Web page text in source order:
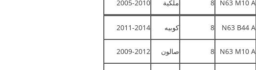
N63 M10 A
8 ملكية 2005-2010
N63 B44 A
8 كوبيه 2011-2014
N63 M10 A
8 صالون 2009-2012